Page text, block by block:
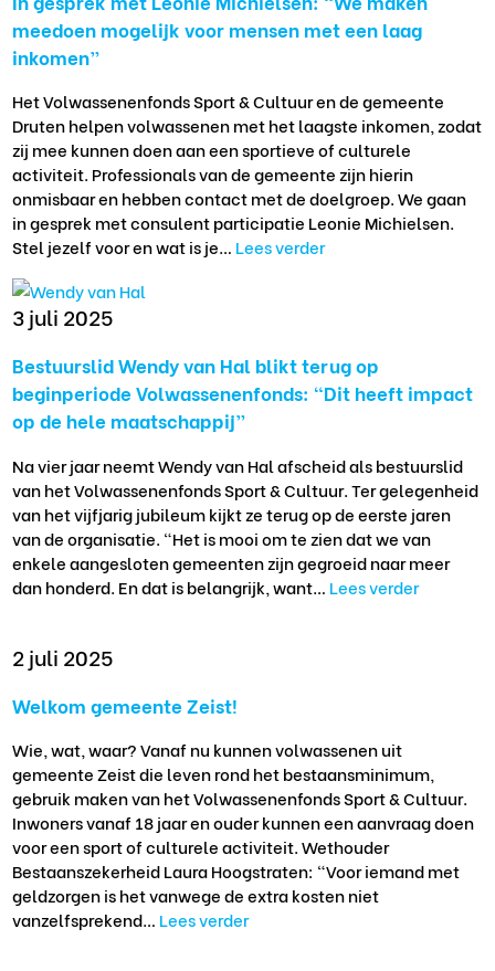
meedoen mogelijk voor mensen met een laag
inkomen”
Het Volwassenenfonds Sport & Cultuur en de gemeente
Druten helpen volwassenen met het laagste inkomen, zodat
zij mee kunnen doen aan een sportieve of culturele
activiteit. Professionals van de gemeente zijn hierin
onmisbaar en hebben contact met de doelgroep. We gaan
in gesprek met consulent participatie Leonie Michielsen.
Stel jezelf voor en wat is je… Lees verder
3 juli 2025
Bestuurslid Wendy van Hal blikt terug op
beginperiode Volwassenenfonds: “Dit heeft impact
op de hele maatschappij”
Na vier jaar neemt Wendy van Hal afscheid als bestuurslid
van het Volwassenenfonds Sport & Cultuur. Ter gelegenheid
van het vijfjarig jubileum kijkt ze terug op de eerste jaren
van de organisatie. “Het is mooi om te zien dat we van
enkele aangesloten gemeenten zijn gegroeid naar meer
dan honderd. En dat is belangrijk, want… Lees verder
2 juli 2025
Welkom gemeente Zeist!
Wie, wat, waar? Vanaf nu kunnen volwassenen uit
gemeente Zeist die leven rond het bestaansminimum,
gebruik maken van het Volwassenenfonds Sport & Cultuur.
Inwoners vanaf 18 jaar en ouder kunnen een aanvraag doen
voor een sport of culturele activiteit. Wethouder
Bestaanszekerheid Laura Hoogstraten: “Voor iemand met
geldzorgen is het vanwege de extra kosten niet
vanzelfsprekend… Lees verder